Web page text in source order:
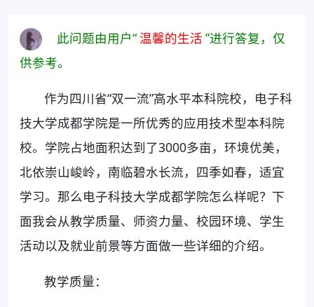
此问题由用户“温馨的生活 ”进行答复，仅
供参考。
作为四川省“双一流”高水平本科院校，电子科
技大学成都学院是一所优秀的应用技术型本科院
校。学院占地面积达到了3000多亩，环境优美，
北依崇山峻岭，南临碧水长流，四季如春，适宜
学习。那么电子科技大学成都学院怎么样呢？下
面我会从教学质量、师资力量、校园环境、学生
活动以及就业前景等方面做一些详细的介绍。
教学质量：